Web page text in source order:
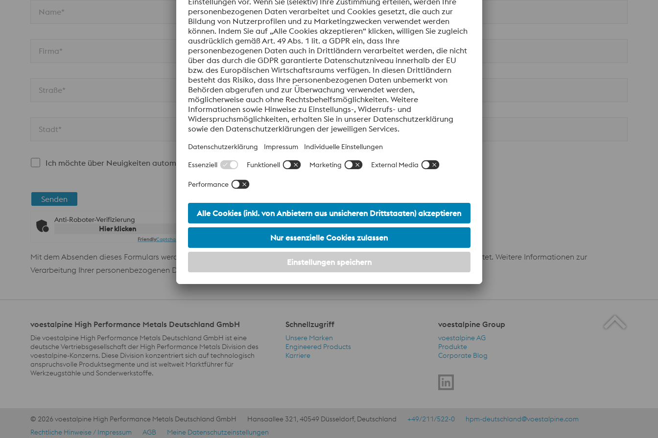
Name* Email*
Firma* Telefon
Straße* PLZ*
Stadt*
Ich möchte über Neuigkeiten automatisch informiert werden.
Senden
Anti-Roboter-Verifizierung
Hier klicken
FriendlyCaptcha ⇗
Mit dem Absenden dieses Formulars werden Ihre personenbezogenen Daten zum Zweck der Bearbeitung Ihrer Anfrage verarbeitet. Weitere Informationen zur
Verarbeitung Ihrer personenbezogenen Daten sowie zu Ihren Rechten finden Sie in unsererDatenschutzmitteilung.
voestalpine High Performance Metals Deutschland GmbH
Die voestalpine High Performance Metals Deutschland GmbH ist eine
deutsche Vertriebsgesellschaft der High Performance Metals Division des
voestalpine-Konzerns. Diese Division konzentriert sich auf technologisch
anspruchsvolle Produktsegmente und ist weltweit Marktführer für
Werkzeugstähle und Sonderwerkstoffe.
Schnellzugriff
Schnellzugriff Navigation
Unsere Marken
Engineered Products
Karriere
voestalpine Group
voestalpine Group Navigation
voestalpine AG
Produkte
Corporate Blog
Footer Navigation
© 2026 voestalpine High Performance Metals Deutschland GmbH Hansaallee 321, 40549 Düsseldorf, Deutschland +49/211/522-0
hpm-deutschland@voestalpine.com
Rechtliche Hinweise / Impressum
AGB Meine Datenschutzeinstellungen